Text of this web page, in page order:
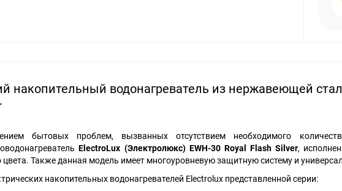
накопительный водонагреватель из нержавеющей
бытовых проблем, вызванных отсутствием необходимого
ElectroLux (Электролюкс) EWH-30 RoyalFlashSilver,
цвета. Также данная модель имеет многоуровневую защитную систему и
накопительных водонагревателей Electrolux представленной серии: